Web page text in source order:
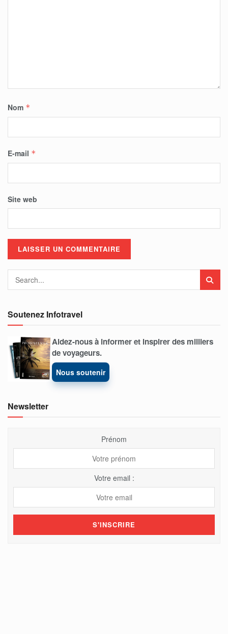
Nom *
E-mail *
Site web
Soutenez Infotravel
Aidez-nous à informer et inspirer des milliers
de voyageurs.
Nous soutenir
Newsletter
Prénom
Votre email :